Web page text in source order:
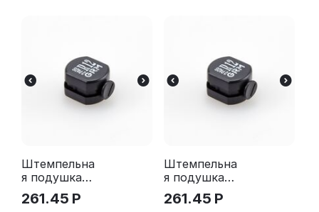
Штемпельна
я подушка
для GRM R12
2Pads
261.45 Р
Штемпельна
я подушка
для GRM R12
2Pads, синяя
261.45 Р